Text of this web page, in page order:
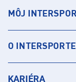
MÔJ
O INTERSPORTE
KARIÉRA